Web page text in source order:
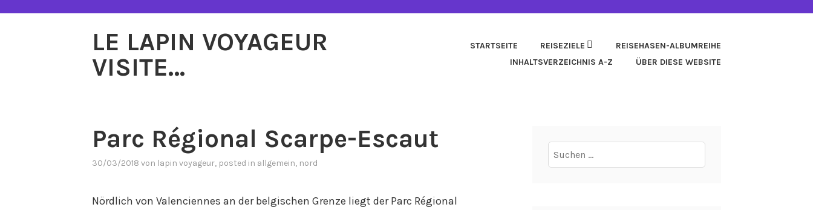
LE LAPIN VOYAGEUR
VISITE…
STARTSEITE REISEZIELE
REISEHASEN-ALBUMREIHE
INHALTSVERZEICHNIS A-Z
ÜBER DIESE WEBSITE
Parc Régional Scarpe-Escaut
30/03/2018 von lapin voyageur, posted in allgemein, nord
Nördlich von Valenciennes an der belgischen Grenze liegt der Parc Régional
Suchen
nach: